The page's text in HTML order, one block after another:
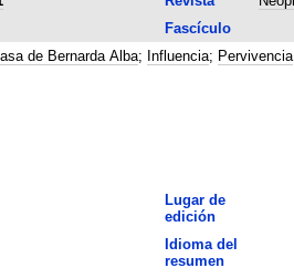
Fascículo
de Bernarda Alba; Influencia; Pervivencia
Lugar de
edición
Idioma del
resumen